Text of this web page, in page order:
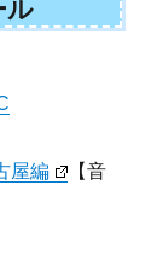
ル
屋編
【音